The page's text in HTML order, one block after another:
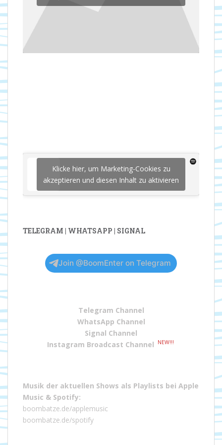
Klicke hier, um Marketing-Cookies zu
akzeptieren und diesen Inhalt zu aktivieren
TELEGRAM | WHATSAPP | SIGNAL
Join @BoomEnter on Telegram
Telegram Channel
WhatsApp Channel
Signal Channel
Instagram Broadcast Channel
NEW!!!
Musik der aktuellen Shows als Playlists bei Apple
Music & Spotify:
boombatze.de/applemusic
boombatze.de/spotify